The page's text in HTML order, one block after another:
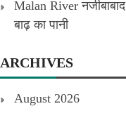
Malan River
बाढ़ का पानी
ARCHIVES
August 2026